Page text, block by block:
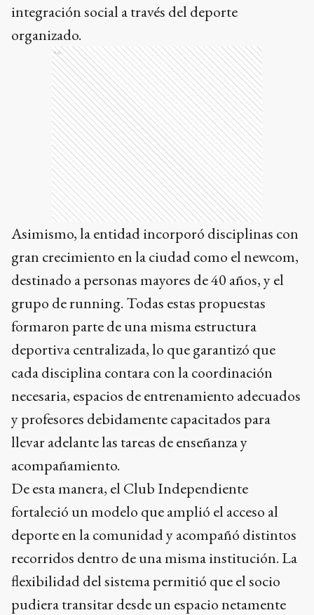
integración social a través del deporte
organizado.
Ads
Asimismo, la entidad incorporó disciplinas con
gran crecimiento en la ciudad como el newcom,
destinado a personas mayores de 40 años, y el
grupo de running. Todas estas propuestas
formaron parte de una misma estructura
deportiva centralizada, lo que garantizó que
cada disciplina contara con la coordinación
necesaria, espacios de entrenamiento adecuados
y profesores debidamente capacitados para
llevar adelante las tareas de enseñanza y
acompañamiento.
De esta manera, el Club Independiente
fortaleció un modelo que amplió el acceso al
deporte en la comunidad y acompañó distintos
recorridos dentro de una misma institución. La
flexibilidad del sistema permitió que el socio
pudiera transitar desde un espacio netamente